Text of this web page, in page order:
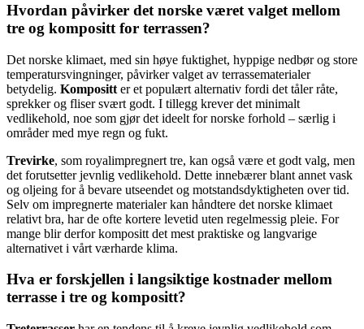
Hvordan påvirker det norske været valget mellom
tre og kompositt for terrassen?
Det norske klimaet, med sin høye fuktighet, hyppige nedbør og store
temperatursvingninger, påvirker valget av terrassematerialer
betydelig. Kompositt er et populært alternativ fordi det tåler råte,
sprekker og fliser svært godt. I tillegg krever det minimalt
vedlikehold, noe som gjør det ideelt for norske forhold – særlig i
områder med mye regn og fukt.
Trevirke, som royalimpregnert tre, kan også være et godt valg, men
det forutsetter jevnlig vedlikehold. Dette innebærer blant annet vask
og oljeing for å bevare utseendet og motstandsdyktigheten over tid.
Selv om impregnerte materialer kan håndtere det norske klimaet
relativt bra, har de ofte kortere levetid uten regelmessig pleie. For
mange blir derfor kompositt det mest praktiske og langvarige
alternativet i vårt værharde klima.
Hva er forskjellen i langsiktige kostnader mellom
terrasse i tre og kompositt?